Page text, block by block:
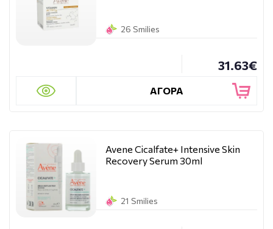
26 Smilies
31.63€
ΑΓΟΡΑ
Avene Cicalfate+ Intensive Skin
Recovery Serum 30ml
21 Smilies